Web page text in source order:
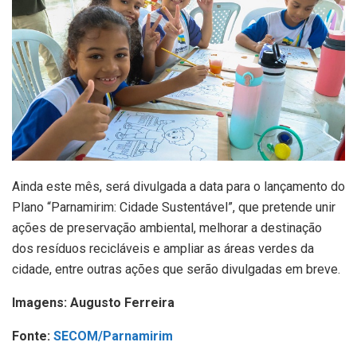
Ainda este mês, será divulgada a data para o lançamento do
Plano “Parnamirim: Cidade Sustentável”, que pretende unir
ações de preservação ambiental, melhorar a destinação
dos resíduos recicláveis e ampliar as áreas verdes da
cidade, entre outras ações que serão divulgadas em breve.
Imagens: Augusto Ferreira
Fonte: SECOM/Parnamirim